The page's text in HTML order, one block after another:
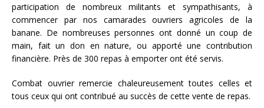
participation de nombreux militants et sympathisants, à
commencer par nos camarades ouvriers agricoles de la
banane. De nombreuses personnes ont donné un coup de
main, fait un don en nature, ou apporté une contribution
financière. Près de 300 repas à emporter ont été servis.
Combat ouvrier remercie chaleureusement toutes celles et
tous ceux qui ont contribué au succès de cette vente de repas.